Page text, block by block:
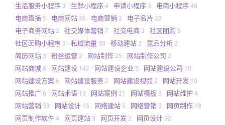
生活服务小程序 3 生鲜小程序4 申请小程序 3 电商小程序46
电商直播 5 电商网站26 电商营销 2 电子名片 22
电子商务网站2 社交媒体营销 7 社交电商 3 社区团购 5
社区团购小程序 3 私域流量 30 移动建站2 竞品分析2
简历网站 3 粉丝运营2 网站制作25 网站制作公司 2
网站商城8 网站建设 142 网站建设企业 5 网站建设公司 10
网站建设方案6 网站建设服务2 网站建设视频2 网站开发 10
网站推广6 网站术语 13 网站案例 21 网站模板 3 网站维护 4
网站营销 33 网站设计 15 网络建站 5 网络营销 3 网页制作 18
网页制作软件4 网页建站 3 网页开发 2 网页设计 32